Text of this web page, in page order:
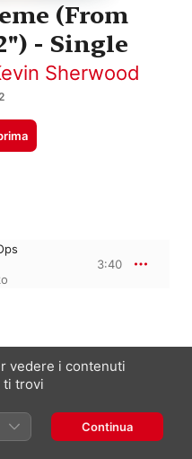
(From
- Single
Sherwood
3:40
vedere i contenuti
ti trovi
Continua